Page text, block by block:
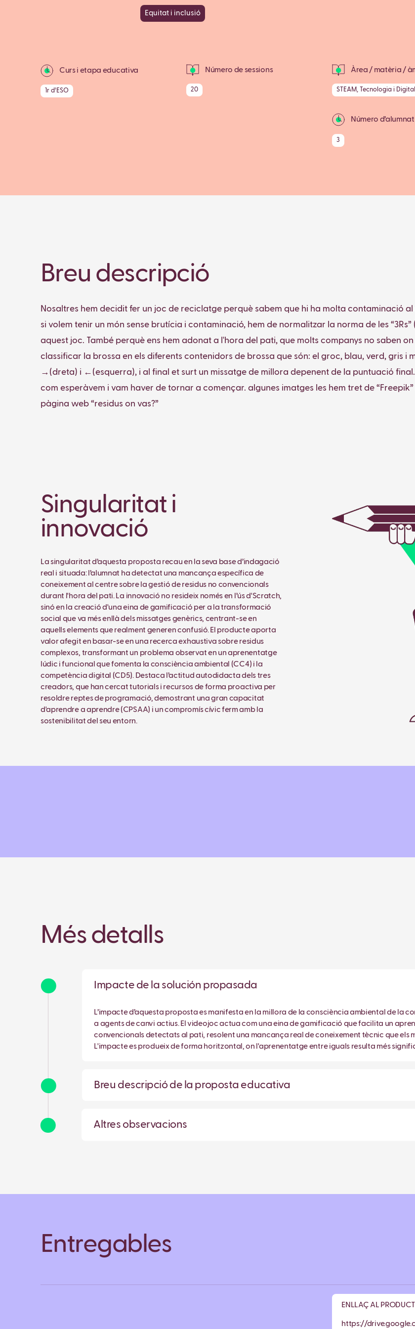
Equitat i inclusió
Curs i etapa educativa
1r d’ESO
Número de sessions
20
Àrea / matèria /
STEAM, Tecnologia i
Número d’alumnat
3
Breu descripció
Nosaltres hem decidit fer un joc de reciclatge perquè sabem que hi ha molta contaminació
si volem tenir un món sense brutícia i contaminació, hem de normalitzar la norma de les
aquest joc. També perquè ens hem adonat a l'hora del pati, que molts companys no saben
classificar la brossa en els diferents contenidors de brossa que són: el groc, blau, verd, gris i
→(dreta) i ←(esquerra), i al final et surt un missatge de millora depenent de la puntuació
com esperàvem i vam haver de tornar a començar. algunes imatges les hem tret de
pàgina web “residus on vas?”
Singularitat i
innovació
La singularitat d’aquesta proposta recau en la seva base d’indagació
real i situada: l’alumnat ha detectat una mancança específica de
coneixement al centre sobre la gestió de residus no convencionals
durant l'hora del pati. La innovació no resideix només en l’ús d'Scratch,
sinó en la creació d'una eina de gamificació per a la transformació
social que va més enllà dels missatges genèrics, centrant-se en
aquells elements que realment generen confusió. El producte aporta
valor afegit en basar-se en una recerca exhaustiva sobre residus
complexos, transformant un problema observat en un aprenentatge
lúdic i funcional que fomenta la consciència ambiental (CC4) i la
competència digital (CD5). Destaca l’actitud autodidacta dels tres
creadors, que han cercat tutorials i recursos de forma proactiva per
resoldre reptes de programació, demostrant una gran capacitat
d'aprendre a aprendre (CPSAA) i un compromís cívic ferm amb la
sostenibilitat del seu entorn.
Més detalls
Impacte de la solución propasada
L’impacte d’aquesta proposta es manifesta en la millora de la consciència ambiental de la
a agents de canvi actius. El videojoc actua com una eina de gamificació que facilita un
convencionals detectats al pati, resolent una mancança real de coneixement tècnic que
L'impacte es produeix de forma horitzontal, on l'aprenentatge entre iguals resulta més
Breu descripció de la proposta educativa
Altres observacions
Entregables
ENLLAÇ AL
https://